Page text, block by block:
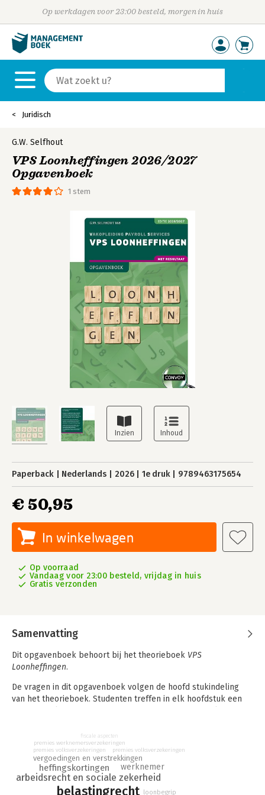
Op werkdagen voor 23:00 besteld, morgen in huis
Juridisch
1 stem
G.W. Selfhout
VPS Loonheffingen 2026/2027
Opgavenboek
Paperback Nederlands 2026 1e druk 9789463175654
€ 50,95
In winkelwagen
Op voorraad
Vandaag voor 23:00 besteld, vrijdag in huis
Gratis verzonden
Samenvatting
Dit opgavenboek behoort bij het theorieboek VPS
Loonheffingen.
De vragen in dit opgavenboek volgen de hoofd stukindeling
van het theorieboek. Studenten treffen in elk hoofdstuk een
Bij dit opgavenboek behoort een digitale leeromgeving op
www.lerenmetconvoy.nl. Studenten vinden hier aanvullend
studiemateriaal en de uitwerkingen van de opgaven uit dit
opgavenboek.belastingrecht
arbeidsrecht en sociale zekerheid
heffingskortingen
vergoedingen en verstrekkingen
werknemer
loonbegrip
premies volksverzekeringen
premies werknemersverzekeringen
fiscale aspecten
premies volksverzekeringen